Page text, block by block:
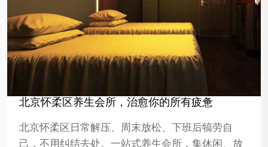
北京怀柔区养生会所，治愈你的所有疲惫
北京怀柔区日常解压、周末放松、下班后犒劳自
己，不用纠结去处。一站式养生会所，集休闲、放